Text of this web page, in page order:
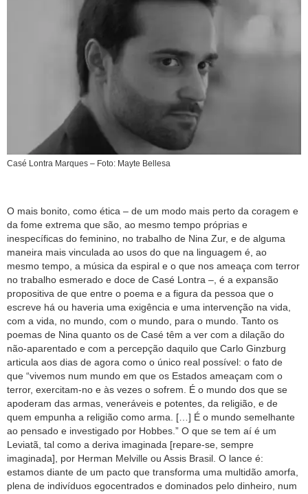
Casé Lontra Marques – Foto: Mayte Bellesa
O mais bonito, como ética – de um modo mais perto da coragem e
da fome extrema que são, ao mesmo tempo próprias e
inespecíficas do feminino, no trabalho de Nina Zur, e de alguma
maneira mais vinculada ao usos do que na linguagem é, ao
mesmo tempo, a música da espiral e o que nos ameaça com terror
no trabalho esmerado e doce de Casé Lontra –, é a expansão
propositiva de que entre o poema e a figura da pessoa que o
escreve há ou haveria uma exigência e uma intervenção na vida,
com a vida, no mundo, com o mundo, para o mundo. Tanto os
poemas de Nina quanto os de Casé têm a ver com a dilação do
não-aparentado e com a percepção daquilo que Carlo Ginzburg
articula aos dias de agora como o único real possível: o fato de
que “vivemos num mundo em que os Estados ameaçam com o
terror, exercitam-no e às vezes o sofrem. É o mundo dos que se
apoderam das armas, veneráveis e potentes, da religião, e de
quem empunha a religião como arma. […] É o mundo semelhante
ao pensado e investigado por Hobbes.” O que se tem aí é um
Leviatã, tal como a deriva imaginada [repare-se, sempre
imaginada], por Herman Melville ou Assis Brasil. O lance é:
estamos diante de um pacto que transforma uma multidão amorfa,
plena de indivíduos egocentrados e dominados pelo dinheiro, num